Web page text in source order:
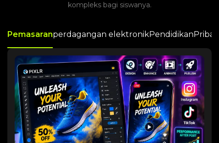
kompleks bagi siswanya.
Pemasaranperdagangan elektronikPendidikan